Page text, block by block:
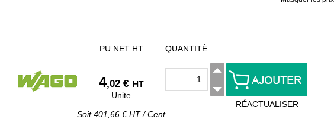
PU NET HT
4,02 € HT
Unite
Soit401,66 € HT/Cent
QUANTITÉ
RÉACTUALISER